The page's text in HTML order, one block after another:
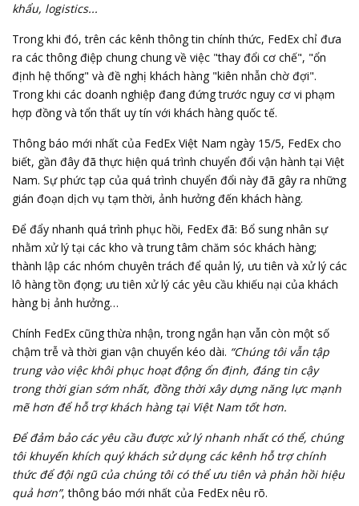
khẩu, logistics...
Trong khi đó, trên các kênh thông tin chính thức, FedEx chỉ đưa
ra các thông điệp chung chung về việc "thay đổi cơ chế", "ổn
định hệ thống" và đề nghị khách hàng "kiên nhẫn chờ đợi".
Trong khi các doanh nghiệp đang đứng trước nguy cơ vi phạm
hợp đồng và tổn thất uy tín với khách hàng quốc tế.
Thông báo mới nhất của FedEx Việt Nam ngày 15/5, FedEx cho
biết, gần đây đã thực hiện quá trình chuyển đổi vận hành tại Việt
Nam. Sự phức tạp của quá trình chuyển đổi này đã gây ra những
gián đoạn dịch vụ tạm thời, ảnh hưởng đến khách hàng.
Để đẩy nhanh quá trình phục hồi, FedEx đã: Bổ sung nhân sự
nhằm xử lý tại các kho và trung tâm chăm sóc khách hàng;
thành lập các nhóm chuyên trách để quản lý, ưu tiên và xử lý các
lô hàng tồn đọng; ưu tiên xử lý các yêu cầu khiếu nại của khách
hàng bị ảnh hưởng…
Chính FedEx cũng thừa nhận, trong ngắn hạn vẫn còn một số
chậm trễ và thời gian vận chuyển kéo dài. “Chúng tôi vẫn tập
trung vào việc khôi phục hoạt động ổn định, đáng tin cậy
trong thời gian sớm nhất, đồng thời xây dựng năng lực mạnh
mẽ hơn để hỗ trợ khách hàng tại Việt Nam tốt hơn.
Để đảm bảo các yêu cầu được xử lý nhanh nhất có thể, chúng
tôi khuyến khích quý khách sử dụng các kênh hỗ trợ chính
thức để đội ngũ của chúng tôi có thể ưu tiên và phản hồi hiệu
quả hơn”, thông báo mới nhất của FedEx nêu rõ.